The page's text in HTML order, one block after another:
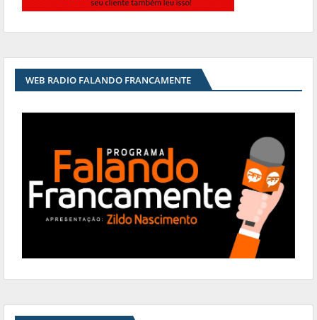
WEB RADIO FALANDO FRANCAMENTE